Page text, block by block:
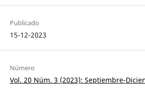
Publicado
15-12-2023
Número
Vol. 20 Núm. 3 (2023): Septiembre-